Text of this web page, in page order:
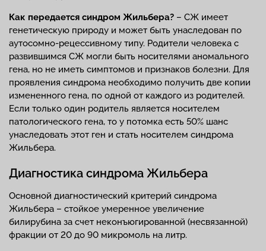
Как передается синдром Жильбера? – СЖ имеет
генетическую природу и может быть унаследован по
аутосомно-рецессивному типу. Родители человека с
развившимся СЖ могли быть носителями аномального
гена, но не иметь симптомов и признаков болезни. Для
проявления синдрома необходимо получить две копии
измененного гена, по одной от каждого из родителей.
Если только один родитель является носителем
патологического гена, то у потомка есть 50% шанс
унаследовать этот ген и стать носителем синдрома
Жильбера.
Диагностика синдрома Жильбера
Основной диагностический критерий синдрома
Жильбера – стойкое умеренное увеличение
билирубина за счет неконъюгированной (несвязанной)
фракции от 20 до 90 микромоль на литр.